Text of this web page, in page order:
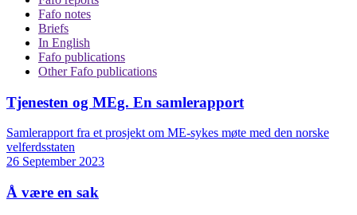
Fafo notes
Briefs
In English
Fafo publications
Other Fafo publications
Tjenesten og MEg. En samlerapport
Samlerapport fra et prosjekt om ME-sykes møte med den norske
velferdsstaten
26 September 2023
Å være en sak